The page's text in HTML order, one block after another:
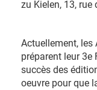
zu Kielen, 13, rue
Actuellement, les
préparent leur 3e
succès des
oeuvre pour que